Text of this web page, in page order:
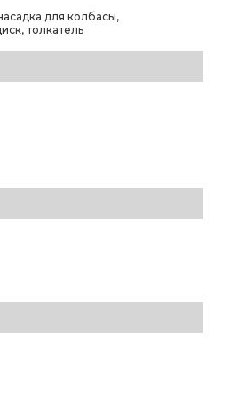
для колбасы,
толкатель